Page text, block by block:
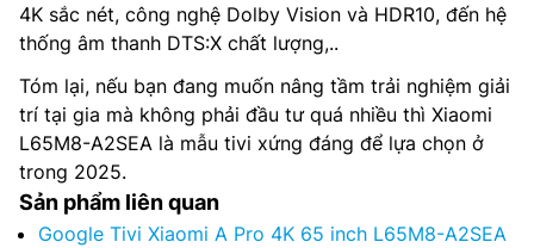
4K sắc nét, công nghệ Dolby Vision và HDR10, đến hệ
thống âm thanh DTS:X chất lượng,..
Tóm lại, nếu bạn đang muốn nâng tầm trải nghiệm giải
trí tại gia mà không phải đầu tư quá nhiều thì Xiaomi
L65M8-A2SEA là mẫu tivi xứng đáng để lựa chọn ở
trong 2025.
Sản phẩm liên quan
Google Tivi Xiaomi A Pro 4K 65 inch L65M8-A2SEA